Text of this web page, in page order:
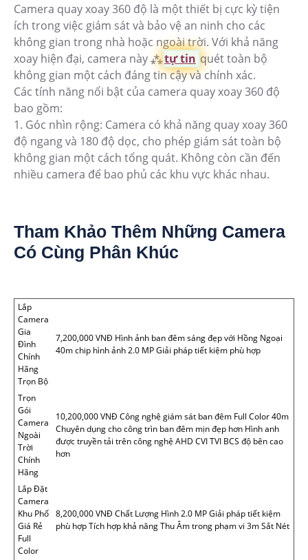
Camera quay xoay 360 độ là một thiết bị cực kỳ tiện
ích trong việc giám sát và bảo vệ an ninh cho các
không gian trong nhà hoặc ngoài trời. Với khả năng
xoay hiện đại, camera này ⁂tự tin quét toàn bộ
không gian một cách đáng tin cậy và chính xác.
Các tính năng nổi bật của camera quay xoay 360 độ
bao gồm:
1. Góc nhìn rộng: Camera có khả năng quay xoay 360
độ ngang và 180 độ dọc, cho phép giám sát toàn bộ
không gian một cách tổng quát. Không còn cần đến
nhiều camera để bao phủ các khu vực khác nhau.
Tham Khảo Thêm Những Camera
Có Cùng Phân Khúc
Lắp
Camera
Gia
Đình
Chính
Hãng
Trọn Bộ
7,200,000 VNĐ Hình ảnh ban đêm sáng đẹp với Hồng Ngoại
40m chip hình ảnh 2.0 MP Giải pháp tiết kiệm phù hợp
Trọn
Gói
Camera
Ngoài
Trời
Chính
Hãng
10,200,000 VNĐ Công nghệ giám sát ban đêm Full Color 40m
Chuyên dụng cho công trìn ban đêm mịn đẹp hơn Hình anh
được truyền tải trên công nghệ AHD CVI TVI BCS độ bên cao
hơn
Lắp Đặt
Camera
Khu Phố
Giá Rẻ
Full
Color
8,200,000 VNĐ Chất Lượng Hình 2.0 MP Giải pháp tiết kiệm
phù hợp Tích hợp khả năng Thu Âm trong phạm vi 3m Sắt Nét